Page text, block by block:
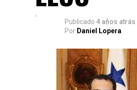
Publicado 4 años atrás
Por Daniel Lopera